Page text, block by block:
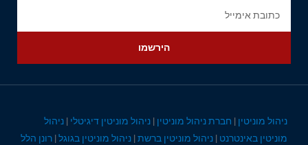
הירשמו
ניהול מוניטין | חברת ניהול מוניטין | ניהול מוניטין דיגיטלי | ניהול
מוניטין באינטרנט | ניהול מוניטין ברשת| ניהול מוניטין בגוגל| רונן הלל